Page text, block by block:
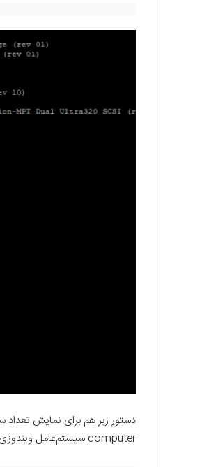
computer سیستم‌عامل ویندوزی تعداد usb ها متصل شده به سیستم را بررسی می‌کنید.